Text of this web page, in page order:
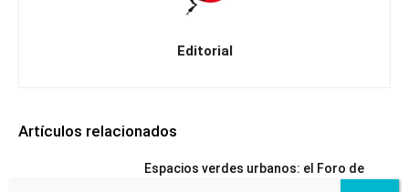
Editorial
Artículos relacionados
Espacios verdes urbanos: el Foro de